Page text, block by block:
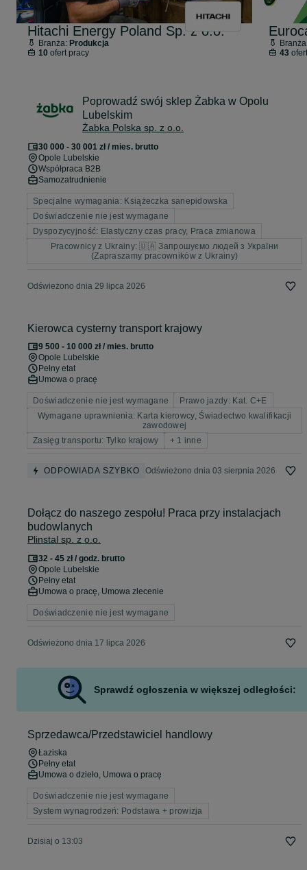
Hitachi Energy Poland Sp. z o.o.
Branża: Produkcja
10 ofert pracy
43
Poprowadź swój sklep Żabka w Opolu
Lubelskim
Żabka Polska sp. z o.o.
30 000 - 30 001 zł / mies. brutto
Opole Lubelskie
Współpraca B2B
Samozatrudnienie
Specjalne wymagania: Książeczka sanepidowska
Doświadczenie nie jest wymagane
Dyspozycyjność: Elastyczny czas pracy, Praca zmianowa
Pracownicy z Ukrainy: 🇺🇦 Запрошуємо людей з України
(Zapraszamy pracowników z Ukrainy)
Odświeżono dnia 29 lipca 2026
Kierowca cysterny transport krajowy
9 500 - 10 000 zł / mies. brutto
Opole Lubelskie
Pełny etat
Umowa o pracę
Doświadczenie nie jest wymagane
Prawo jazdy: Kat. C+E
Wymagane uprawnienia: Karta kierowcy, Świadectwo kwalifikacji
zawodowej
Zasięg transportu: Tylko krajowy
+ 1 inne
ODPOWIADA SZYBKO Odświeżono dnia 03 sierpnia 2026
Dołącz do naszego zespołu! Praca przy instalacjach
budowlanych
Plinstal sp. z o.o.
32 - 45 zł / godz. brutto
Opole Lubelskie
Pełny etat
Umowa o pracę, Umowa zlecenie
Doświadczenie nie jest wymagane
Odświeżono dnia 17 lipca 2026
Sprawdź ogłoszenia w większej odległości:
Sprzedawca/Przedstawiciel handlowy
Łaziska
Pełny etat
Umowa o dzieło, Umowa o pracę
Doświadczenie nie jest wymagane
System wynagrodzeń: Podstawa + prowizja
Dzisiaj o 13:03